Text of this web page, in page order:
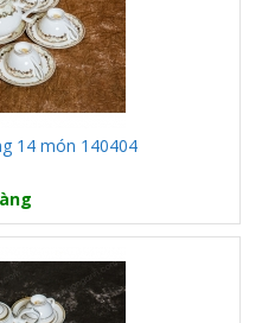
14 món 140404